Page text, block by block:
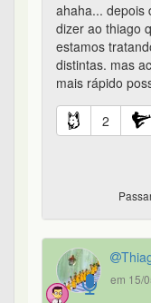
ahaha... depois
dizer ao thiago
estamos
distintas. mas
mais rápido
2
em 15/